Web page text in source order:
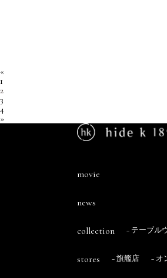
«
1
2
3
4
»
movie
news
collection − テーブル
stores − 旗艦店 − オ